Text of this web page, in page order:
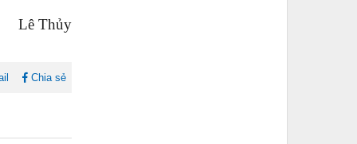
Lê Thủy
Chia sẻ